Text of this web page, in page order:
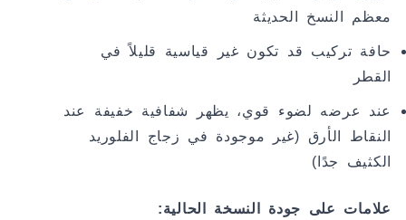
معظم النسخ الحديثة
حافة تركيب قد تكون غير قياسية قليلاً في
القطر
عند عرضه لضوء قوي، يظهر شفافية خفيفة عند
النقاط الأرق (غير موجودة في زجاج الفلوريد
الكثيف جدًا)
علامات على جودة النسخة الحالية: